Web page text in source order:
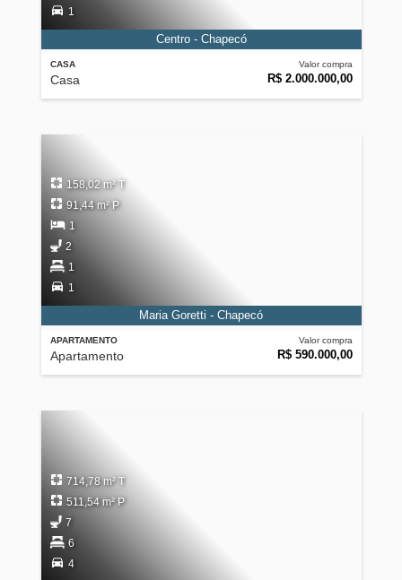
CASA
Casa
Valor compra
R$ 2.000.000,00
1
Centro - Chapecó
APARTAMENTO
Apartamento
Valor compra
R$ 590.000,00
158,02 m² T
91,44 m² P
1
2
1
1
Maria Goretti - Chapecó
714,78 m² T
511,54 m² P
7
6
4